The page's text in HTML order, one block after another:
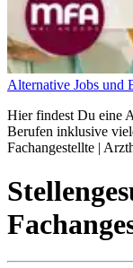
Alternative Jobs und
Hier findest Du eine
Berufen inklusive
Fachangestellte |